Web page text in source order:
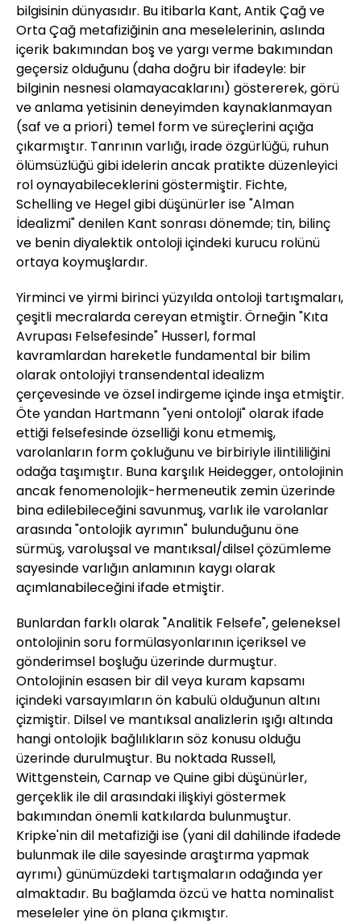
bilgisinin dünyasıdır. Bu itibarla Kant, Antik Çağ ve
Orta Çağ metafiziğinin ana meselelerinin, aslında
içerik bakımından boş ve yargı verme bakımından
geçersiz olduğunu (daha doğru bir ifadeyle: bir
bilginin nesnesi olamayacaklarını) göstererek, görü
ve anlama yetisinin deneyimden kaynaklanmayan
(saf ve a priori) temel form ve süreçlerini açığa
çıkarmıştır. Tanrının varlığı, irade özgürlüğü, ruhun
ölümsüzlüğü gibi idelerin ancak pratikte düzenleyici
rol oynayabileceklerini göstermiştir. Fichte,
Schelling ve Hegel gibi düşünürler ise "Alman
İdealizmi" denilen Kant sonrası dönemde; tin, bilinç
ve benin diyalektik ontoloji içindeki kurucu rolünü
ortaya koymuşlardır.
Yirminci ve yirmi birinci yüzyılda ontoloji tartışmaları,
çeşitli mecralarda cereyan etmiştir. Örneğin "Kıta
Avrupası Felsefesinde" Husserl, formal
kavramlardan hareketle fundamental bir bilim
olarak ontolojiyi transendental idealizm
çerçevesinde ve özsel indirgeme içinde inşa etmiştir.
Öte yandan Hartmann "yeni ontoloji" olarak ifade
ettiği felsefesinde özselliği konu etmemiş,
varolanların form çokluğunu ve birbiriyle ilintililiğini
odağa taşımıştır. Buna karşılık Heidegger, ontolojinin
ancak fenomenolojik-hermeneutik zemin üzerinde
bina edilebileceğini savunmuş, varlık ile varolanlar
arasında "ontolojik ayrımın" bulunduğunu öne
sürmüş, varoluşsal ve mantıksal/dilsel çözümleme
sayesinde varlığın anlamının kaygı olarak
açımlanabileceğini ifade etmiştir.
Bunlardan farklı olarak "Analitik Felsefe", geleneksel
ontolojinin soru formülasyonlarının içeriksel ve
gönderimsel boşluğu üzerinde durmuştur.
Ontolojinin esasen bir dil veya kuram kapsamı
içindeki varsayımların ön kabulü olduğunun altını
çizmiştir. Dilsel ve mantıksal analizlerin ışığı altında
hangi ontolojik bağlılıkların söz konusu olduğu
üzerinde durulmuştur. Bu noktada Russell,
Wittgenstein, Carnap ve Quine gibi düşünürler,
gerçeklik ile dil arasındaki ilişkiyi göstermek
bakımından önemli katkılarda bulunmuştur.
Kripke'nin dil metafiziği ise (yani dil dahilinde ifadede
bulunmak ile dile sayesinde araştırma yapmak
ayrımı) günümüzdeki tartışmaların odağında yer
almaktadır. Bu bağlamda özcü ve hatta nominalist
meseleler yine ön plana çıkmıştır.